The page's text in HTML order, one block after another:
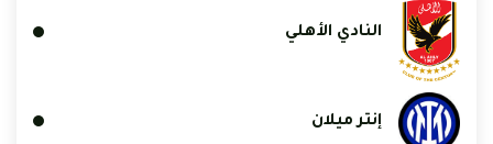
النادي الأهلي
إنتر ميلان